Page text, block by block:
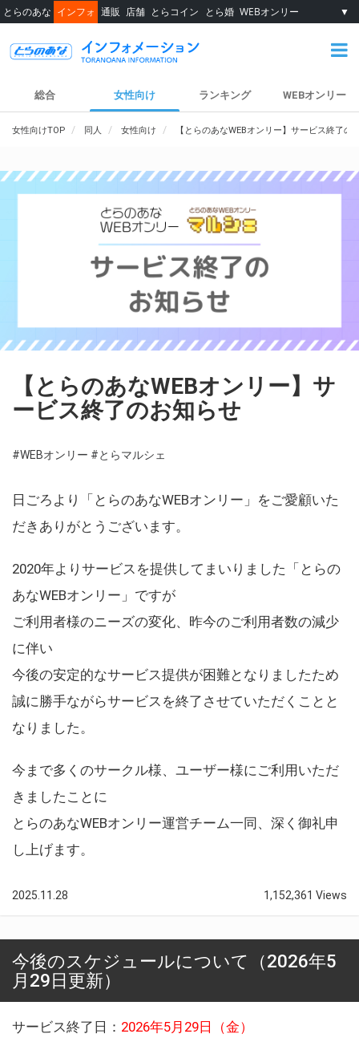
とらのあな インフォ 通販 店舗 とらコイン とら婚 WEBオンリー ▼
総合 女性向け ランキング WEBオンリー
女性向けTOP 同人 女性向け 【とらのあなWEBオンリー】サービス終了の
【とらのあなWEBオンリー】サ
ービス終了のお知らせ
#WEBオンリー #とらマルシェ
日ごろより「とらのあなWEBオンリー」をご愛顧いた
だきありがとうございます。
2020年よりサービスを提供してまいりました「とらの
あなWEBオンリー」ですが
ご利用者様のニーズの変化、昨今のご利用者数の減少
に伴い
今後の安定的なサービス提供が困難となりましたため
誠に勝手ながらサービスを終了させていただくことと
なりました。
今まで多くのサークル様、ユーザー様にご利用いただ
きましたことに
とらのあなWEBオンリー運営チーム一同、深く御礼申
し上げます。
2025.11.28 1,152,361 Views
今後のスケジュールについて（2026年5
月29日更新）
サービス終了日： 2026年5月29日（金）